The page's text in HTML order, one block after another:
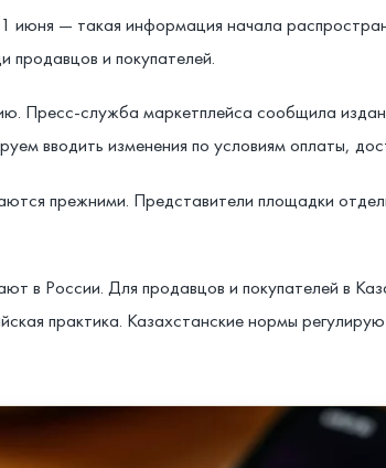
июня — такая информация начала
продавцов и покупателей.
Пресс-служба маркетплейса сообщила
вводить изменения по условиям оплаты,
прежними. Представители площадки
в России. Для продавцов и покупателей в
практика. Казахстанские нормы